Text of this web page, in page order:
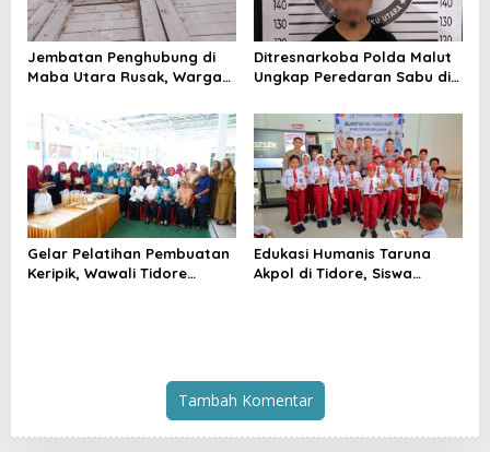
Jembatan Penghubung di
Maba Utara Rusak, Warga
dari Pemda
Ditresnarkoba Polda Malut
Ungkap Peredaran Sabu di
Pengedar Diamankan
Gelar Pelatihan Pembuatan
Keripik, Wawali Tidore
Edukasi Humanis Taruna
Akpol di Tidore, Siswa
Tambah Komentar